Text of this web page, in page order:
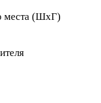
места (ШхГ)